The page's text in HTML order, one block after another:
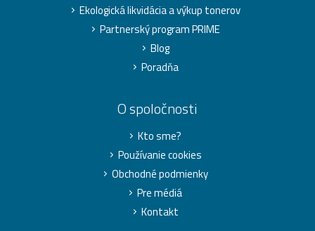
Ekologická likvidácia a výkup tonerov
Partnerský program PRIME
Blog
Poradňa
O spoločnosti
Kto sme?
Používanie cookies
Obchodné podmienky
Pre médiá
Kontakt